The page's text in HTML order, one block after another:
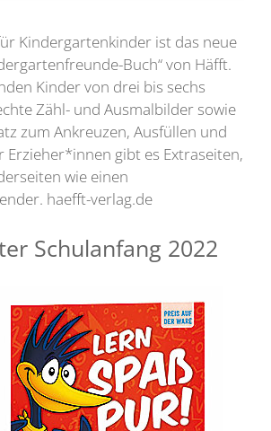
Kindergartenkinder ist das neue
Buch“ von Häfft.
Kinder von drei bis sechs
Zähl- und Ausmalbilder sowie
zum Ankreuzen, Ausfüllen und
Erzieher*innen gibt es Extraseiten,
wie einen
haefft-verlag.de
Schulanfang 2022